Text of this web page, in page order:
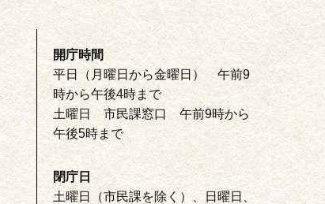
開庁時間
平日（月曜日から金曜日） 午前9
時から午後4時まで
土曜日 市民課窓口 午前9時から
午後5時まで
閉庁日
土曜日（市民課を除く）、日曜日、